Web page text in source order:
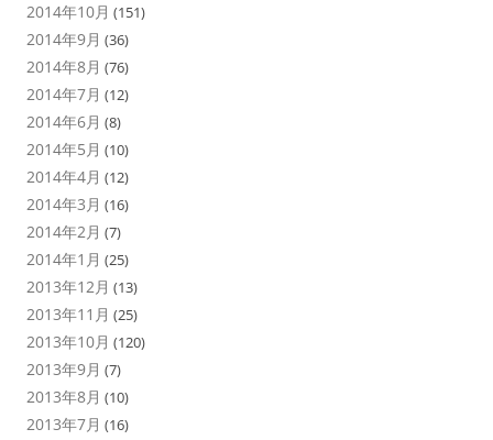
2014年10月 (151)
2014年9月 (36)
2014年8月 (76)
2014年7月 (12)
2014年6月 (8)
2014年5月 (10)
2014年4月 (12)
2014年3月 (16)
2014年2月 (7)
2014年1月 (25)
2013年12月 (13)
2013年11月 (25)
2013年10月 (120)
2013年9月 (7)
2013年8月 (10)
2013年7月 (16)